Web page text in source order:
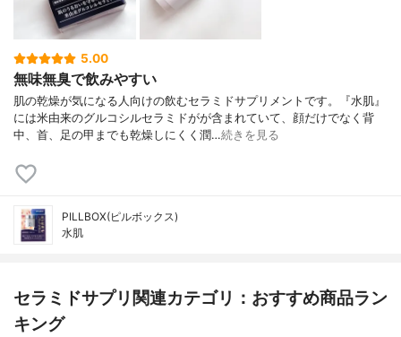
5.00
無味無臭で飲みやすい
肌の乾燥が気になる人向けの飲むセラミドサプリメントです。『水肌』
には米由来のグルコシルセラミドがが含まれていて、顔だけでなく背
中、首、足の甲までも乾燥しにくく潤…続きを見る
PILLBOX(ピルボックス)
水肌
セラミドサプリ関連カテゴリ：おすすめ商品ラン
キング